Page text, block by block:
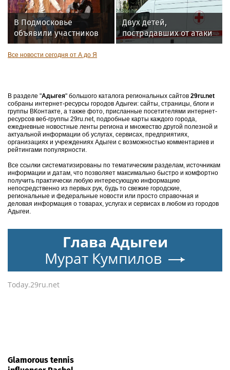
В Подмосковье
объявили участников
"Пушкинского
театрального
Двух детей,
пострадавших от атаки
ВСУ по Архипо-
Все новости сегодня от А до Я
В разделе "Адыгея" большого каталога региональных сайтов 29ru.net
собраны интернет-ресурсы городов Адыгеи: сайты, страницы, блоги и
группы ВКонтакте, а также фото, присланные посетителями интернет-
ресурсов веб-группы 29ru.net, подробные карты каждого города,
ежедневные новостные ленты региона и множество другой полезной и
актуальной информации об услугах, сервисах, предприятиях,
организациях и учреждениях Адыгеи с возможностью комментариев и
рейтингами популярности.
Все ссылки систематизированы по тематическим разделам, источникам
информации и датам, что позволяет максимально быстро и комфортно
получить практически любую интересующую информацию
непосредственно из первых рук, будь то свежие городские,
региональные и федеральные новости или просто справочная и
деловая информация о товарах, услугах и сервисах в любом из городов
Адыгеи.
Глава Адыгеи
Мурат Кумпилов
Today.29ru.net
Glamorous tennis